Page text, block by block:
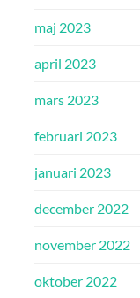
maj 2023
april 2023
mars 2023
februari 2023
januari 2023
december 2022
november 2022
oktober 2022